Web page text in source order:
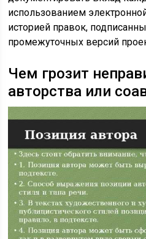
использованием
историей правок,
промежуточных версий
Чем грозит
авторства или